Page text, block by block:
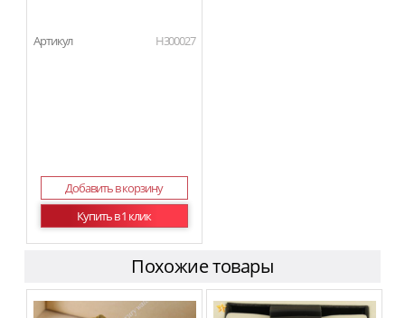
Артикул H300027
Добавить в корзину
Купить в 1 клик
Похожие товары